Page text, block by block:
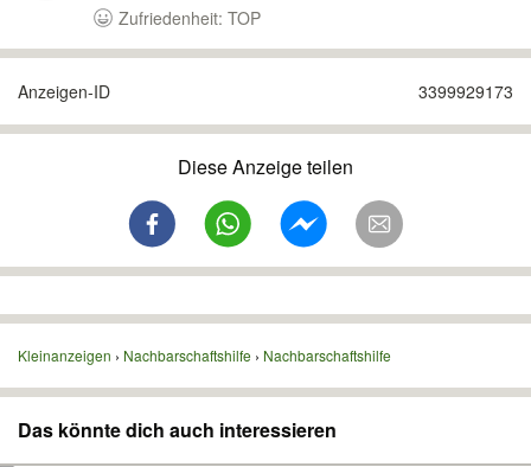
Zufriedenheit: TOP
Anzeigen-ID 3399929173
Diese Anzeige teilen
Kleinanzeigen Nachbarschaftshilfe Nachbarschaftshilfe
Das könnte dich auch interessieren